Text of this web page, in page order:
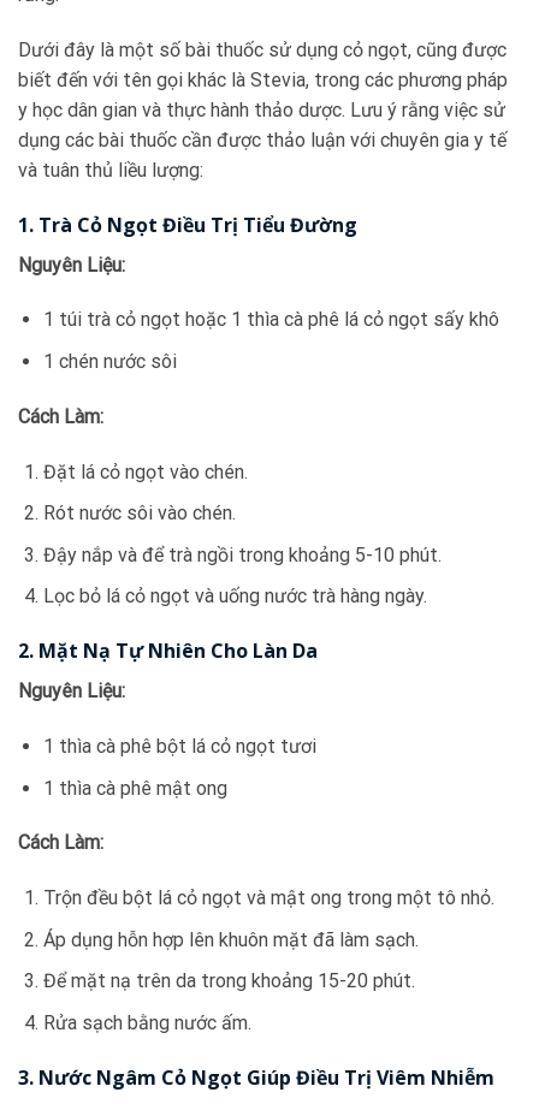
Dưới đây là một số bài thuốc sử dụng cỏ ngọt, cũng được
biết đến với tên gọi khác là Stevia, trong các phương pháp
y học dân gian và thực hành thảo dược. Lưu ý rằng việc sử
dụng các bài thuốc cần được thảo luận với chuyên gia y tế
và tuân thủ liều lượng:
1. Trà Cỏ Ngọt Điều Trị Tiểu Đường
Nguyên Liệu:
1 túi trà cỏ ngọt hoặc 1 thìa cà phê lá cỏ ngọt sấy khô
1 chén nước sôi
Cách Làm:
Đặt lá cỏ ngọt vào chén.
Rót nước sôi vào chén.
Đậy nắp và để trà ngồi trong khoảng 5-10 phút.
Lọc bỏ lá cỏ ngọt và uống nước trà hàng ngày.
2. Mặt Nạ Tự Nhiên Cho Làn Da
Nguyên Liệu:
1 thìa cà phê bột lá cỏ ngọt tươi
1 thìa cà phê mật ong
Cách Làm:
Trộn đều bột lá cỏ ngọt và mật ong trong một tô nhỏ.
Áp dụng hỗn hợp lên khuôn mặt đã làm sạch.
Để mặt nạ trên da trong khoảng 15-20 phút.
Rửa sạch bằng nước ấm.
3. Nước Ngâm Cỏ Ngọt Giúp Điều Trị Viêm Nhiễm